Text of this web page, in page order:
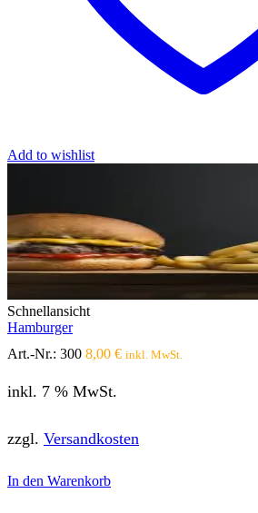
Add to wishlist
Schnellansicht
Hamburger
Art.-Nr.: 300 8,00 € inkl. MwSt.
inkl. 7 % MwSt.
zzgl. Versandkosten
In den Warenkorb